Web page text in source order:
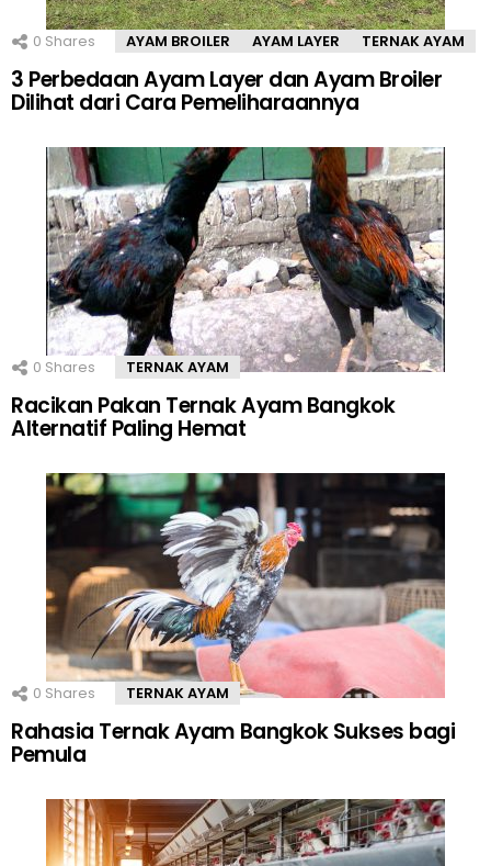
0 Shares AYAM BROILER AYAM LAYER TERNAK AYAM
3 Perbedaan Ayam Layer dan Ayam Broiler
Dilihat dari Cara Pemeliharaannya
0 Shares TERNAK AYAM
Racikan Pakan Ternak Ayam Bangkok
Alternatif Paling Hemat
0 Shares TERNAK AYAM
Rahasia Ternak Ayam Bangkok Sukses bagi
Pemula